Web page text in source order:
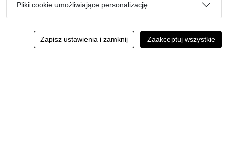
Pliki cookie umożliwiające personalizację
Zapisz ustawienia i zamknij Zaakceptuj wszystkie